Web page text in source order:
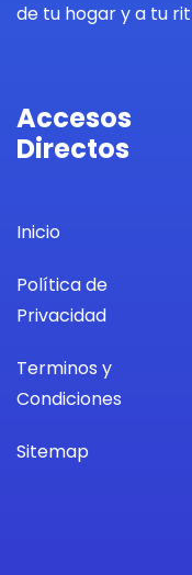
de tu hogar y a tu
Accesos
Directos
Inicio
Política de
Privacidad
Terminos y
Condiciones
Sitemap